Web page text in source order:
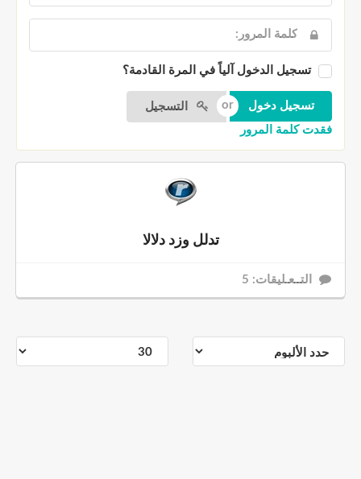
تسجيل الدخول آلياً في المرة القادمة؟
التسجيل
فقدت كلمة المرور
تدلل وزد دلالا
التــعـليقات: 5